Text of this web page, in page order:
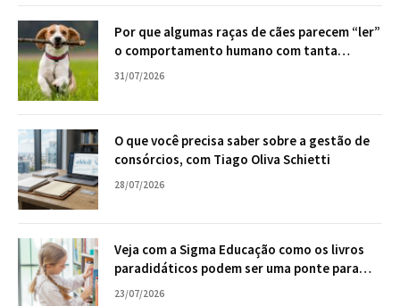
Por que algumas raças de cães parecem “ler”
o comportamento humano com tanta
facilidade?
31/07/2026
O que você precisa saber sobre a gestão de
consórcios, com Tiago Oliva Schietti
28/07/2026
Veja com a Sigma Educação como os livros
paradidáticos podem ser uma ponte para
falar de emoções e conflitos em sala de aula
23/07/2026